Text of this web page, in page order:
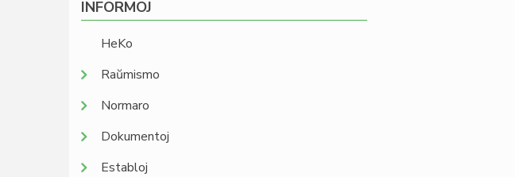
INFORMOJ
HeKo
Raŭmismo
Normaro
Dokumentoj
Establoj